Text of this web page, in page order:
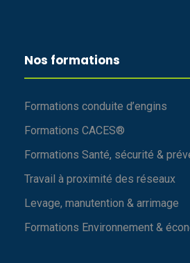
Nos formations
Formations conduite d’engins
Formations CACES®
Formations Santé, sécurité &
Travail à proximité des réseaux
Levage, manutention & arrimage
Formations Environnement &